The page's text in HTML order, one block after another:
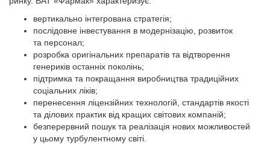
вертикально інтегрована стратегія;
послідовне інвестування в модернізацію, розвиток
та персонал;
розробка оригінальних препаратів та відтворення
генериків останніх поколінь;
підтримка та покращання виробництва традиційних
соціальних ліків;
перенесення ліцензійних технологій, стандартів якості
та ділових практик від кращих світових компаній;
безперервний пошук та реалізація нових можливостей
у цьому турбулентному світі.